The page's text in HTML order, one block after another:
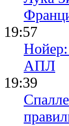
19:57
АПЛ
19:39